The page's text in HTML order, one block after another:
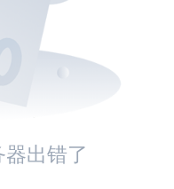
出错了